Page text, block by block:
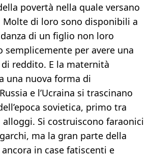
povertà nella quale versano
di loro sono disponibili a
di un figlio non loro
semplicemente per avere una
reddito. E la maternità
una nuova forma di
e l’Ucraina si trascinano
sovietica, primo tra
Si costruiscono faraonici
ma la gran parte della
in case fatiscenti e